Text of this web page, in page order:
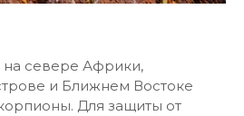
на севере Африки,
и Ближнем Востоке
Для защиты от